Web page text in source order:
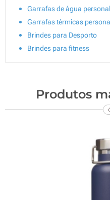
Garrafas de água
Garrafas térmicas
Brindes para Desporto
Brindes para fitness
Produtos